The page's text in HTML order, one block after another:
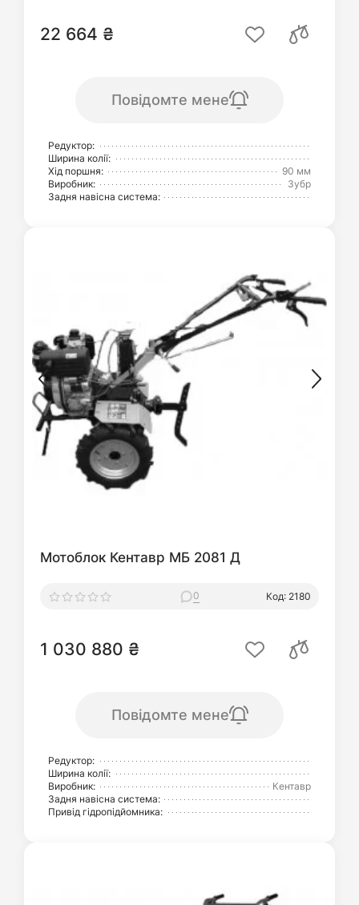
22 664 ₴
Повідомте мене
Редуктор:
Ширина колії:
Хід поршня:
90 мм
Виробник:
Зубр
Задня навісна система:
Мотоблок Кентавр МБ 2081 Д
0 Код: 2180
1 030 880 ₴
Повідомте мене
Редуктор:
Ширина колії:
Виробник:
Кентавр
Задня навісна система:
Привід гідропідйомника: